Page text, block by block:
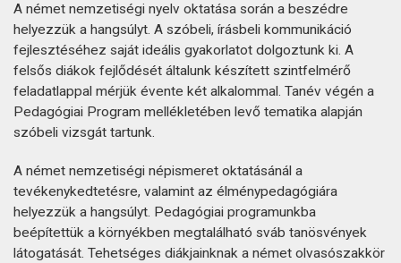
A német nemzetiségi nyelv oktatása során a beszédre
helyezzük a hangsúlyt. A szóbeli, írásbeli kommunikáció
fejlesztéséhez saját ideális gyakorlatot dolgoztunk ki. A
felsős diákok fejlődését általunk készített szintfelmérő
feladatlappal mérjük évente két alkalommal. Tanév végén a
Pedagógiai Program mellékletében levő tematika alapján
szóbeli vizsgát tartunk.
A német nemzetiségi népismeret oktatásánál a
tevékenykedtetésre, valamint az élménypedagógiára
helyezzük a hangsúlyt. Pedagógiai programunkba
beépítettük a környékben megtalálható sváb tanösvények
látogatását. Tehetséges diákjainknak a német olvasószakkör